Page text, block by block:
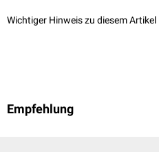
Wichtiger Hinweis zu diesem Artikel
Empfehlung